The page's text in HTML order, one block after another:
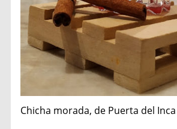
Chicha morada, de Puerta del Inca